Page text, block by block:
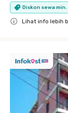
Diskon sewa min.
Lihat info lebih